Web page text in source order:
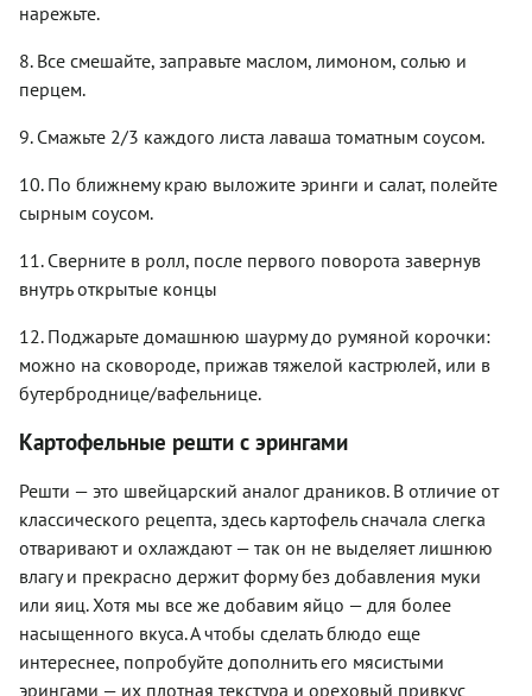
нарежьте.
8. Все смешайте, заправьте маслом, лимоном, солью и
перцем.
9. Смажьте 2/3 каждого листа лаваша томатным соусом.
10. По ближнему краю выложите эринги и салат, полейте
сырным соусом.
11. Сверните в ролл, после первого поворота завернув
внутрь открытые концы
12. Поджарьте домашнюю шаурму до румяной корочки:
можно на сковороде, прижав тяжелой кастрюлей, или в
бутерброднице/вафельнице.
Картофельные решти с эрингами
Решти — это швейцарский аналог драников. В отличие от
классического рецепта, здесь картофель сначала слегка
отваривают и охлаждают — так он не выделяет лишнюю
влагу и прекрасно держит форму без добавления муки
или яиц. Хотя мы все же добавим яйцо — для более
насыщенного вкуса. А чтобы сделать блюдо еще
интереснее, попробуйте дополнить его мясистыми
эрингами — их плотная текстура и ореховый привкус